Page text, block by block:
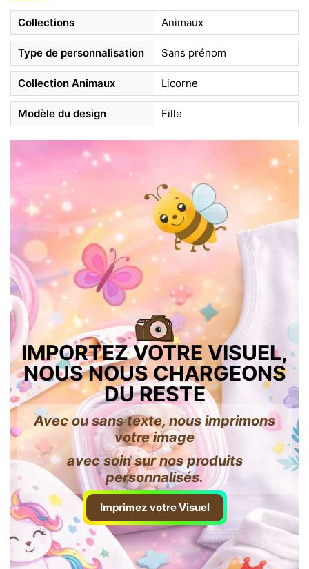
Collections Animaux
Type de personnalisation Sans prénom
Collection Animaux Licorne
Modèle du design Fille
IMPORTEZ VOTRE VISUEL,
NOUS NOUS CHARGEONS
DU RESTE
Avec ou sans texte, nous imprimons
votre image
avec soin sur nos produits
personnalisés.
Imprimez votre Visuel